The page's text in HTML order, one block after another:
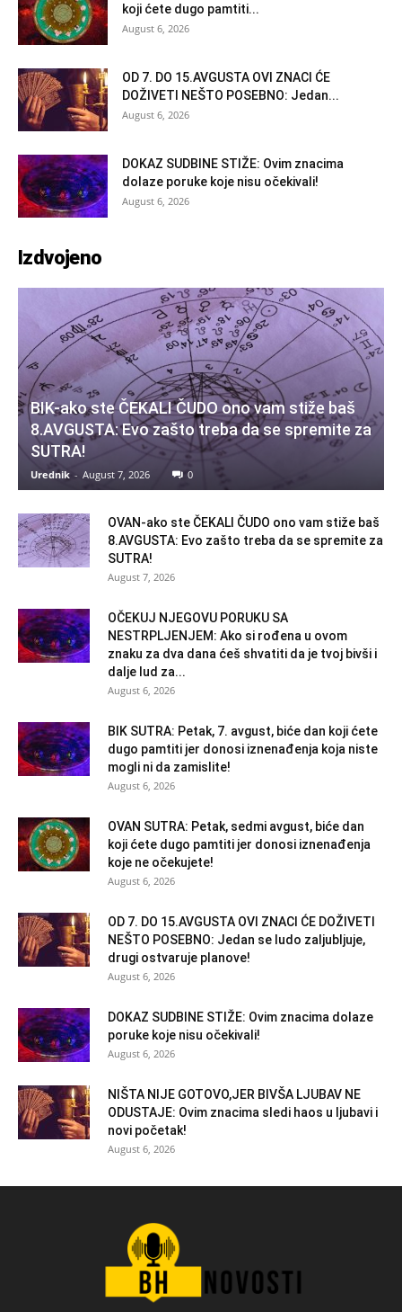
koji ćete dugo pamtiti...
August 6, 2026
OD 7. DO 15.AVGUSTA OVI ZNACI ĆE
DOŽIVETI NEŠTO POSEBNO: Jedan...
August 6, 2026
DOKAZ SUDBINE STIŽE: Ovim znacima
dolaze poruke koje nisu očekivali!
August 6, 2026
Izdvojeno
BIK-ako ste ČEKALI ČUDO ono vam stiže baš
8.AVGUSTA: Evo zašto treba da se spremite za
SUTRA!
Urednik - August 7, 2026 0
OVAN-ako ste ČEKALI ČUDO ono vam stiže baš
8.AVGUSTA: Evo zašto treba da se spremite za
SUTRA!
August 7, 2026
OČEKUJ NJEGOVU PORUKU SA
NESTRPLJENJEM: Ako si rođena u ovom
znaku za dva dana ćeš shvatiti da je tvoj bivši i
dalje lud za...
August 6, 2026
BIK SUTRA: Petak, 7. avgust, biće dan koji ćete
dugo pamtiti jer donosi iznenađenja koja niste
mogli ni da zamislite!
August 6, 2026
OVAN SUTRA: Petak, sedmi avgust, biće dan
koji ćete dugo pamtiti jer donosi iznenađenja
koje ne očekujete!
August 6, 2026
OD 7. DO 15.AVGUSTA OVI ZNACI ĆE DOŽIVETI
NEŠTO POSEBNO: Jedan se ludo zaljubljuje,
drugi ostvaruje planove!
August 6, 2026
DOKAZ SUDBINE STIŽE: Ovim znacima dolaze
poruke koje nisu očekivali!
August 6, 2026
NIŠTA NIJE GOTOVO,JER BIVŠA LJUBAV NE
ODUSTAJE: Ovim znacima sledi haos u ljubavi i
novi početak!
August 6, 2026